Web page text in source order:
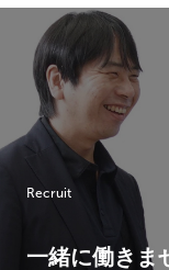
Recruit
一緒に働きま